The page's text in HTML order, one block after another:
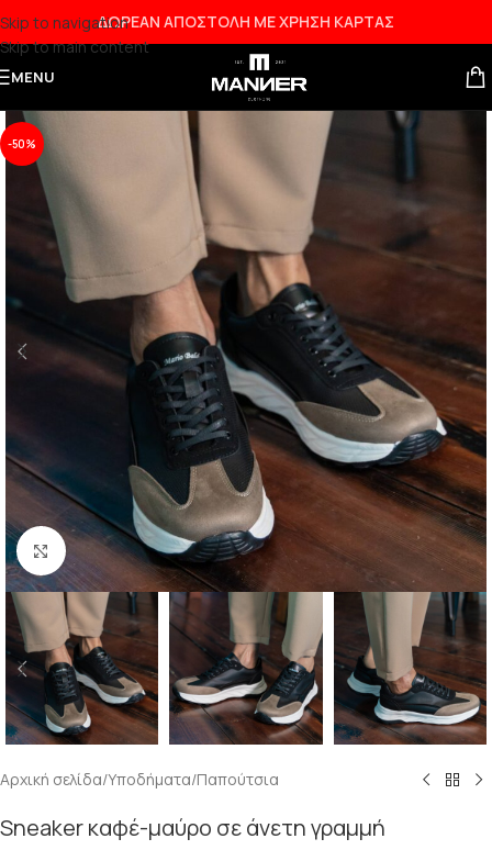
Skip to navigation
Skip to main content
ΔΩΡΕΑΝ ΑΠΟΣΤΟΛΗ ΜΕ ΧΡΗΣΗ ΚΑΡΤΑΣ
MENU
-50%
Click to enlarge
Αρχική σελίδα/Υποδήματα/Παπούτσια
Sneaker καφέ-μαύρο σε άνετη γραμμή